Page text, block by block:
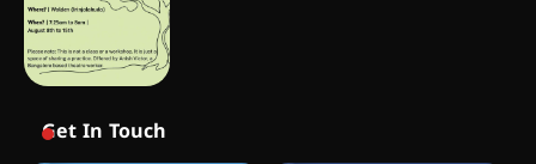
Get In Touch